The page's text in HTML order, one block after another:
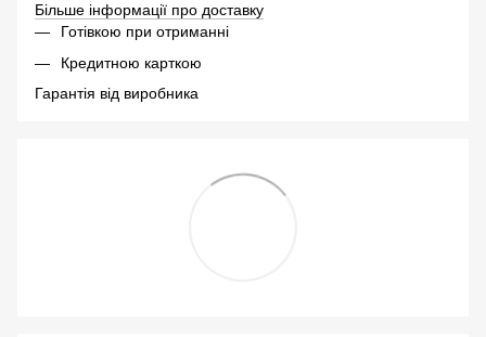
Більше інформації про доставку
Готівкою при отриманні
Кредитною карткою
Гарантія від виробника